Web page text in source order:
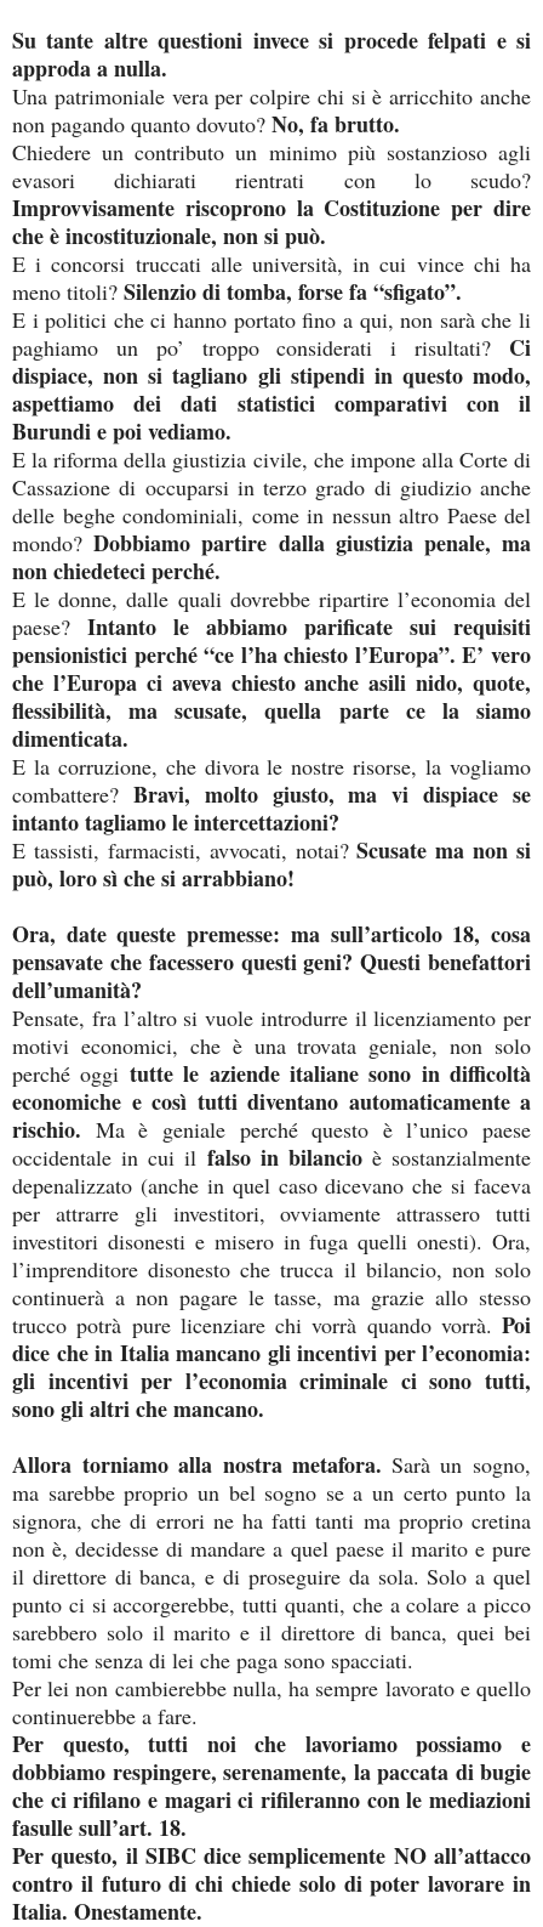
Su tante altre questioni invece si procede felpati e si
approda a nulla.
Una patrimoniale vera per colpire chi si è arricchito anche
non pagando quanto dovuto? No, fa brutto.
Chiedere un contributo un minimo più sostanzioso agli
evasori dichiarati rientrati con lo scudo?
Improvvisamente riscoprono la Costituzione per dire
che è incostituzionale, non si può.
E i concorsi truccati alle università, in cui vince chi ha
meno titoli? Silenzio di tomba, forse fa“sfigato”.
E i politici che ci hanno portato fino a qui, non sarà che li
paghiamo un po’ troppo considerati i risultati? Ci
dispiace, non si tagliano gli stipendi in questo modo,
aspettiamo dei dati statistici comparativi con il
Burundi e poi vediamo.
E la riforma della giustizia civile, che impone alla Corte di
Cassazione di occuparsi in terzo grado di giudizio anche
delle beghe condominiali, come in nessun altro Paese del
mondo?Dobbiamo partire dalla giustizia penale, ma
non chiedeteci perché.
E le donne, dalle quali dovrebbe ripartire l’economia del
paese? Intanto le abbiamo parificate sui requisiti
pensionistici perché “ce l’ha chiesto l’Europa”. E’ vero
che l’Europa ci aveva chiesto anche asili nido, quote,
flessibilità, ma scusate, quella parte ce la siamo
dimenticata.
E la corruzione, che divora le nostre risorse, la vogliamo
combattere? Bravi, molto giusto, ma vi dispiace se
intanto tagliamo le intercettazioni?
E tassisti, farmacisti, avvocati, notai?Scusate ma non si
può, loro sì che si arrabbiano!
Ora, date queste premesse: ma sull’articolo 18, cosa
pensavate che facessero questi geni? Questi benefattori
dell’umanità?
Pensate, fra l’altro si vuole introdurre il licenziamento per
motivi economici, che è una trovata geniale, non solo
perché oggi tutte le aziende italiane sono in difficoltà
economiche e così tutti diventano automaticamente a
rischio. Ma è geniale perché questo è l’unico paese
occidentale in cui il falso in bilancioè sostanzialmente
depenalizzato (anche in quel caso dicevano che si faceva
per attrarre gli investitori, ovviamente attrassero tutti
investitori disonesti e misero in fuga quelli onesti). Ora,
l’imprenditore disonesto che trucca il bilancio, non solo
continuerà a non pagare le tasse, ma grazie allo stesso
trucco potrà pure licenziare chi vorrà quando vorrà. Poi
dice che in Italia mancano gli incentivi per l’economia:
gli incentivi per l’economia criminale ci sono tutti,
sono gli altri che mancano.
Allora torniamo alla nostra metafora. Sarà un sogno,
ma sarebbe proprio un bel sogno se a un certo punto la
signora, che di errori ne ha fatti tanti ma proprio cretina
non è, decidesse di mandare a quel paese il marito e pure
il direttore di banca, e di proseguire da sola. Solo a quel
punto ci si accorgerebbe, tutti quanti, che a colare a picco
sarebbero solo il marito e il direttore di banca, quei bei
tomi che senza di lei che paga sono spacciati.
Per lei non cambierebbe nulla, ha sempre lavorato e quello
continuerebbe a fare.
Per questo, tutti noi che lavoriamo possiamo e
dobbiamo respingere, serenamente, la paccata di bugie
che ci rifilano e magari ci rifileranno con le mediazioni
fasulle sull’art. 18.
Per questo, il SIBC dice semplicemente NO all’attacco
contro il futuro di chi chiede solo di poter lavorare in
Italia. Onestamente.